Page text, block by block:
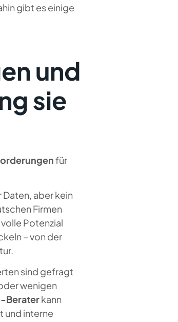
gibt es einige
und
sie
für
Daten, aber kein
Firmen
Potenzial
– von der
sind gefragt
wenigen
Beraterkann
und interne